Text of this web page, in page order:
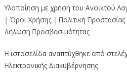
Υλοποίηση με χρήση του Ανοικτού
| Όροι Χρήσης | Πολιτική
Δήλωση Προσβασιμότητας
Η ιστοσελίδα αναπτύχθηκε από
Ηλεκτρονικής Διακυβέρνησης